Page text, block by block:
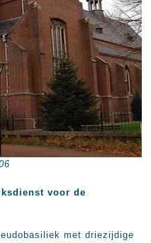
voor de
met driezijdige